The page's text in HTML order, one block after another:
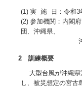
(1) 実 施 日：令和3
(2) 参加機関：内閣
団、沖縄県、
沖縄県警察
2 訓練概要
大型台風が沖縄県
し、被災想定の宮古